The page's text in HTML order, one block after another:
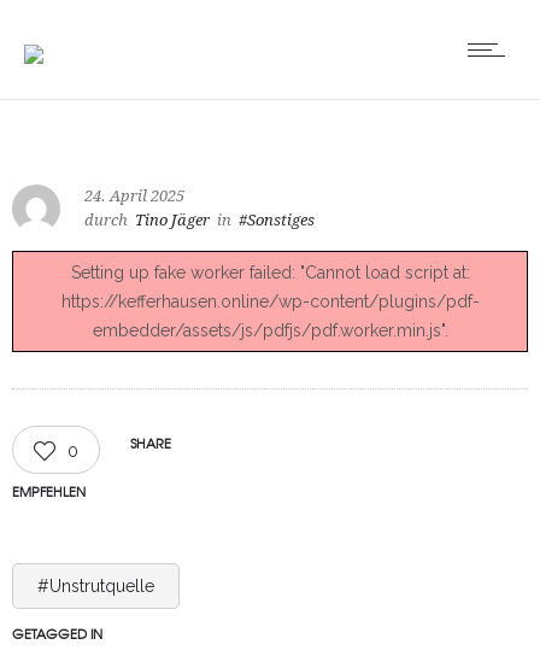
24. April 2025
durch Tino Jäger in #Sonstiges
Setting up fake worker failed: "Cannot load script at:
https://kefferhausen.online/wp-content/plugins/pdf-
embedder/assets/js/pdfjs/pdf.worker.min.js".
0
EMPFEHLEN
SHARE
#Unstrutquelle
GETAGGED IN